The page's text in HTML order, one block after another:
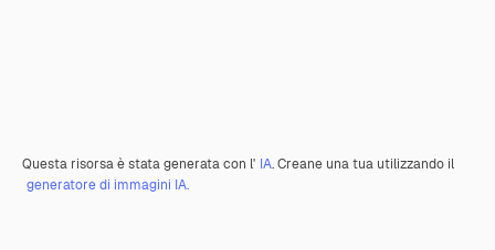
Questa risorsa è stata generata con l' IA. Creane una tua utilizzando il
generatore di immagini IA.